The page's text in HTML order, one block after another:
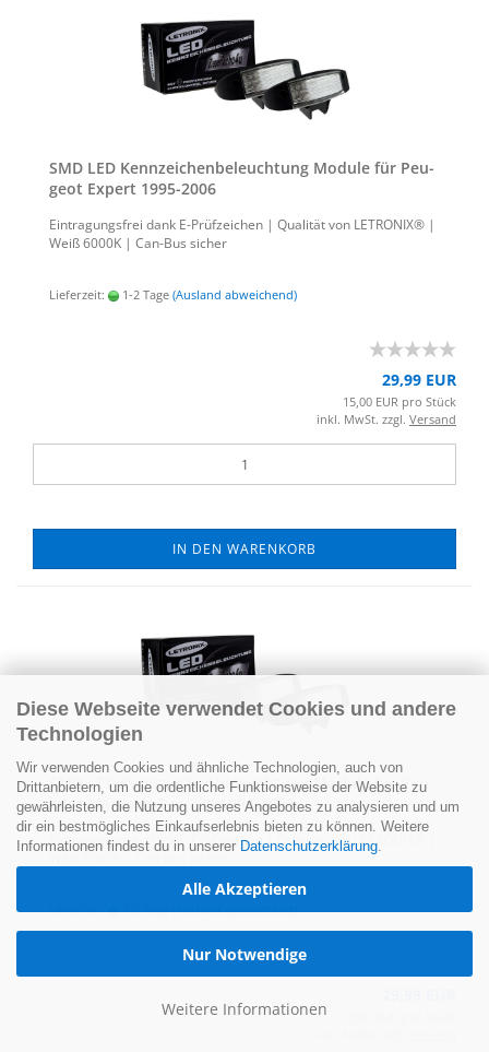
Diese Webseite verwendet Cookies und andere
Technologien
Wir verwenden Cookies und ähnliche Technologien, auch von
Drittanbietern, um die ordentliche Funktionsweise der Website zu
gewährleisten, die Nutzung unseres Angebotes zu analysieren und um
dir ein bestmögliches Einkaufserlebnis bieten zu können. Weitere
Informationen findest du in unserer Datenschutzerklärung
Alle Akzeptieren
Nur Notwendige
Weitere Informationen
SMD LED Kenn­zei­chen­be­leuch­tung Mo­du­le für Peu­
geot Ex­pert 1995-​2006
Ein­tra­gungs­frei dank E-​Prüfzeichen | Qua­li­tät von LE­TRO­NIX® |
Weiß 6000K | Can-​Bus si­cher
Lieferzeit: 1-2 Tage (Ausland abweichend)
29,99 EUR
15,00 EUR pro Stück
inkl. MwSt. zzgl. Versand
IN DEN WARENKORB
SMD LED Kenn­zei­chen­be­leuch­tung Mo­du­le für Peu­
geot Ma­na­ger Typ 230 1994-​2004
Ein­tra­gungs­frei dank E-​Prüfzeichen | Qua­li­tät von LE­TRO­NIX® |
Lieferzeit: 1-2 Tage (Ausland abweichend)